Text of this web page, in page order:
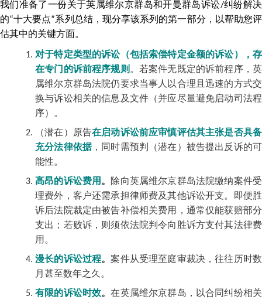
我们准备了一份关于英属维尔京群岛和开曼群岛诉讼/纠纷解决
的“十大要点”系列总结，现分享该系列的第一部分，以帮助您评
估其中的关键方面。
对于特定类型的诉讼（包括索偿特定金额的诉讼），存
在专门的诉前程序规则 。若案件无既定的诉前程序，英
属维尔京群岛法院仍要求当事人以合理且迅速的方式交
换与诉讼相关的信息及文件（并应尽量避免启动司法程
序）。
（潜在）原告在启动诉讼前应审慎评估其主张是否具备
充分法律依据，同时需预判（潜在）被告提出反诉的可
能性。
高昂的诉讼费用 。 除向英属维尔京群岛法院缴纳案件受
理费外，客户还需承担律师费及其他诉讼开支。即便胜
诉后法院裁定由被告补偿相关费用，通常仅能获赔部分
支出；若败诉，则须依法院判令向胜诉方支付其法律费
用。
漫长的诉讼过程。案件从受理至庭审裁决，往往历时数
月甚至数年之久。
有限的诉讼时效。在英属维尔京群岛，以合同纠纷相关